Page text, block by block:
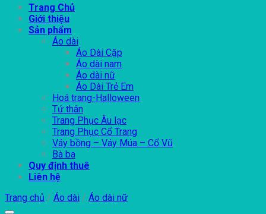
Trang Chủ
Giới thiệu
Sản phẩm
Áo dài
Áo Dài Cặp
Áo dài nam
Áo dài nữ
Áo Dài Trẻ Em
Hoá trang-Halloween
Tứ thân
Trang Phục Âu lạc
Trang Phục Cổ Trang
Váy bồng – Váy Múa – Cổ Vũ
Bà ba
Quy định thuê
Liên hệ
Trang chủ / Áo dài / Áo dài nữ